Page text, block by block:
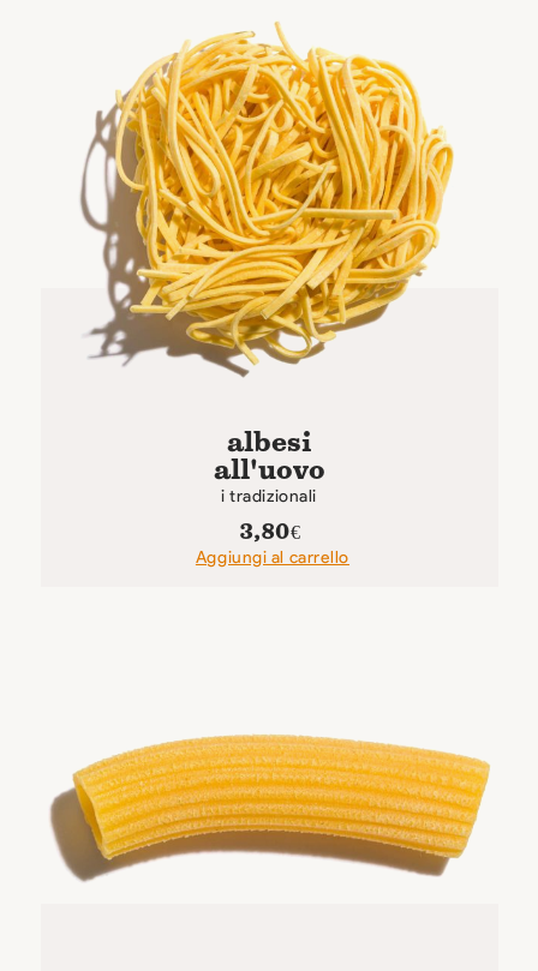
albesi
all'uovo
i tradizionali
3,80€
Aggiungi al carrello